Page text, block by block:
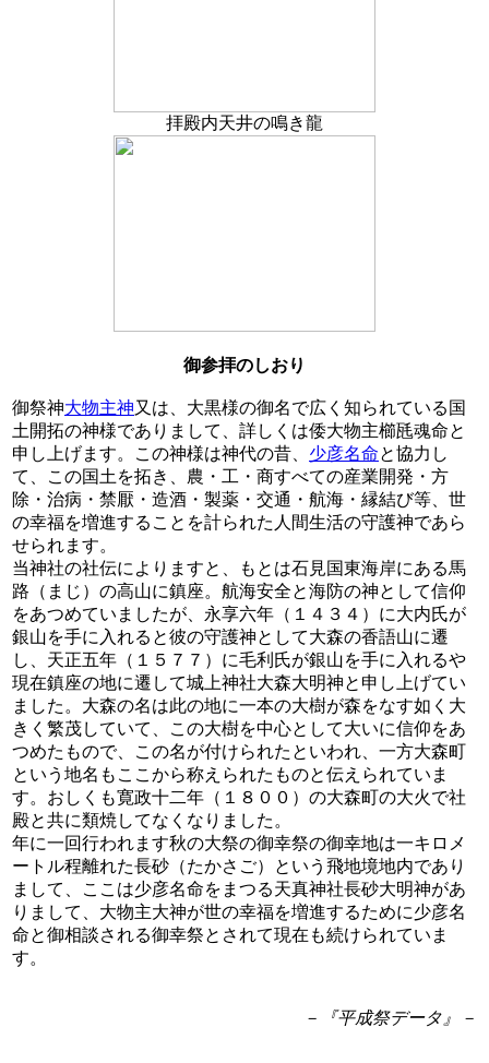
拝殿内天井の鳴き龍
御参拝のしおり
御祭神大物主神又は、大黒様の御名で広く知られている国
土開拓の神様でありまして、詳しくは倭大物主櫛瓱魂命と
申し上げます。この神様は神代の昔、 少彦名命と協力し
て、この国土を拓き、農・工・商すべての産業開発・方
除・治病・禁厭・造酒・製薬・交通・航海・縁結び等、世
の幸福を増進することを計られた人間生活の守護神であら
せられます。
当神社の社伝によりますと、もとは石見国東海岸にある馬
路（まじ）の高山に鎮座。航海安全と海防の神として信仰
をあつめていましたが、永享六年（１４３４）に大内氏が
銀山を手に入れると彼の守護神として大森の香語山に遷
し、天正五年（１５７７）に毛利氏が銀山を手に入れるや
現在鎮座の地に遷して城上神社大森大明神と申し上げてい
ました。大森の名は此の地に一本の大樹が森をなす如く大
きく繁茂していて、この大樹を中心として大いに信仰をあ
つめたもので、この名が付けられたといわれ、一方大森町
という地名もここから称えられたものと伝えられていま
す。おしくも寛政十二年（１８００）の大森町の大火で社
殿と共に類焼してなくなりました。
年に一回行われます秋の大祭の御幸祭の御幸地は一キロメ
ートル程離れた長砂（たかさご）という飛地境地内であり
まして、ここは少彦名命をまつる天真神社長砂大明神があ
りまして、大物主大神が世の幸福を増進するために少彦名
命と御相談される御幸祭とされて現在も続けられていま
す。
－『平成祭データ』－